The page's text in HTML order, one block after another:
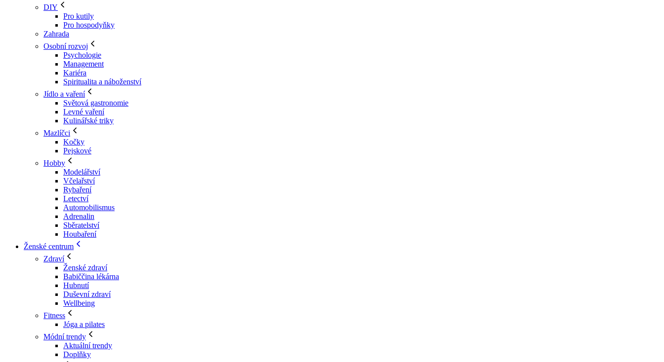
DIY
Pro kutily
Pro hospodyňky
Zahrada
Osobní rozvoj
Psychologie
Management
Kariéra
Spiritualita a náboženství
Jídlo a vaření
Světová gastronomie
Levné vaření
Kulinářské triky
Mazlíčci
Kočky
Pejskové
Hobby
Modelářství
Včelařství
Rybaření
Letectví
Automobilismus
Adrenalin
Sběratelství
Houbaření
Ženské centrum
Zdraví
Ženské zdraví
Babiččina lékárna
Hubnutí
Duševní zdraví
Wellbeing
Fitness
Jóga a pilates
Módní trendy
Aktuální trendy
Doplňky